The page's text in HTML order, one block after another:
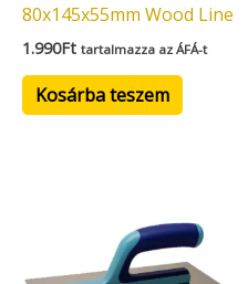
80x145x55mm Wood Line
1.990Ft tartalmazza az ÁFÁ-t
Kosárba teszem